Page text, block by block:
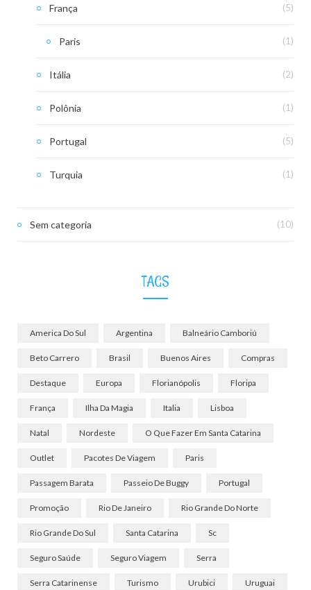
França (5)
Paris (1)
Itália (2)
Polônia (1)
Portugal (5)
Turquia (1)
Sem categoria (10)
TAGS
America Do Sul Argentina Balneário Camboriú
Beto Carrero Brasil Buenos Aires Compras
Destaque Europa Florianópolis Floripa
França Ilha Da Magia Italia Lisboa
Natal Nordeste O Que Fazer Em Santa Catarina
Outlet Pacotes De Viagem Paris
Passagem Barata Passeio De Buggy Portugal
Promoção Rio De Janeiro Rio Grande Do Norte
Rio Grande Do Sul Santa Catarina Sc
Seguro Saúde Seguro Viagem Serra
Serra Catarinense Turismo Urubici Uruguai